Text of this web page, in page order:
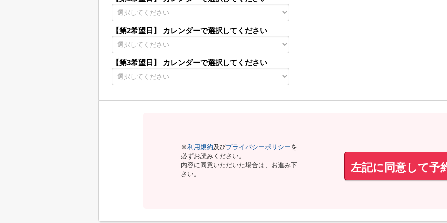
【第2希望日】 カレンダーで選択してください
【第3希望日】 カレンダーで選択してください
※利用規約及びプライバシーポリシーを
必ずお読みください。
内容に同意いただいた場合は、お進み下
さい。
左記に同意して予